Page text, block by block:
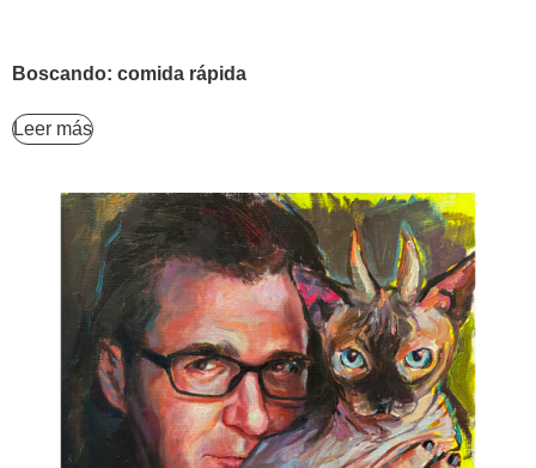
Boscando: comida rápida
Leer más